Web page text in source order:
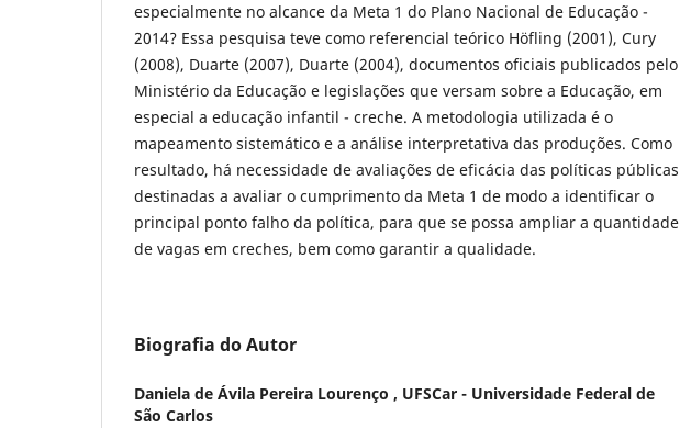
especialmente no alcance da Meta 1 do Plano Nacional de Educação -
2014? Essa pesquisa teve como referencial teórico Höfling (2001), Cury
(2008), Duarte (2007), Duarte (2004), documentos oficiais publicados pelo
Ministério da Educação e legislações que versam sobre a Educação, em
especial a educação infantil - creche. A metodologia utilizada é o
mapeamento sistemático e a análise interpretativa das produções. Como
resultado, há necessidade de avaliações de eficácia das políticas públicas
destinadas a avaliar o cumprimento da Meta 1 de modo a identificar o
principal ponto falho da política, para que se possa ampliar a quantidade
de vagas em creches, bem como garantir a qualidade.
Biografia do Autor
Daniela de Ávila Pereira Lourenço , UFSCar - Universidade Federal de
São Carlos